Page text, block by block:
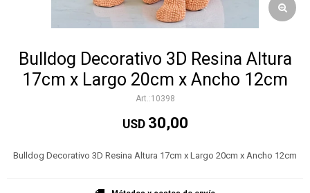
Bulldog Decorativo 3D Resina Altura
17cm x Largo 20cm x Ancho 12cm
10398
USD 30,00
Bulldog Decorativo 3D Resina Altura 17cm x Largo 20cm x Ancho 12cm